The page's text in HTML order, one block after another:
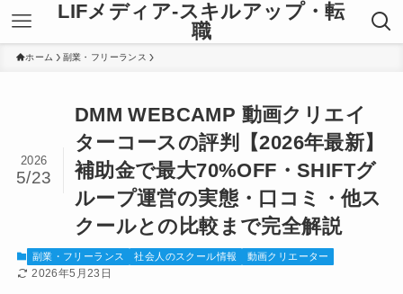
LIFメディア-スキルアップ・転
職
ホーム 副業・フリーランス
DMM WEBCAMP 動画クリエイ
ターコースの評判【2026年最新】
補助金で最大70%OFF・SHIFTグ
ループ運営の実態・口コミ・他ス
クールとの比較まで完全解説
2026
5/23
副業・フリーランス 社会人のスクール情報 動画クリエーター
2026年5月23日